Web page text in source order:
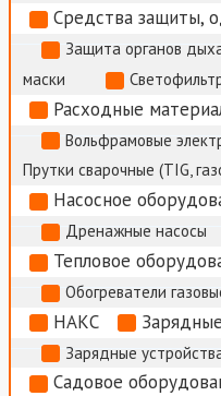
Средства защиты,
Защита органов
маски
Расходные
Вольфрамовые
Прутки сварочные (TIG,
Насосное
Дренажные насосы
Тепловое
Обогреватели
НАКС
Зарядные
Садовое